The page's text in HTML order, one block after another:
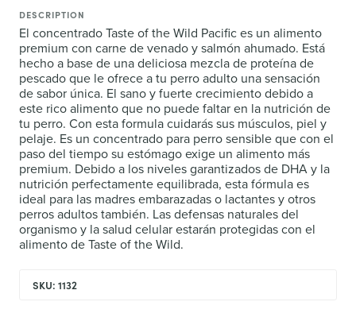
DESCRIPTION
El concentrado Taste of the Wild Pacific es un alimento
premium con carne de venado y salmón ahumado. Está
hecho a base de una deliciosa mezcla de proteína de
pescado que le ofrece a tu perro adulto una sensación
de sabor única. El sano y fuerte crecimiento debido a
este rico alimento que no puede faltar en la nutrición de
tu perro. Con esta formula cuidarás sus músculos, piel y
pelaje. Es un concentrado para perro sensible que con el
paso del tiempo su estómago exige un alimento más
premium. Debido a los niveles garantizados de DHA y la
nutrición perfectamente equilibrada, esta fórmula es
ideal para las madres embarazadas o lactantes y otros
perros adultos también. Las defensas naturales del
organismo y la salud celular estarán protegidas con el
alimento de Taste of the Wild.
SKU: 1132